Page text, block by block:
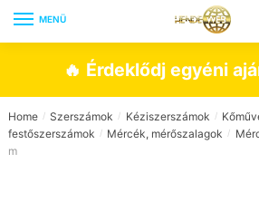
MENÜ
🔥 Érdeklődj egyéni
Home / Szerszámok / Kéziszerszámok /
festőszerszámok
/ Mércék, mérőszalagok /
m